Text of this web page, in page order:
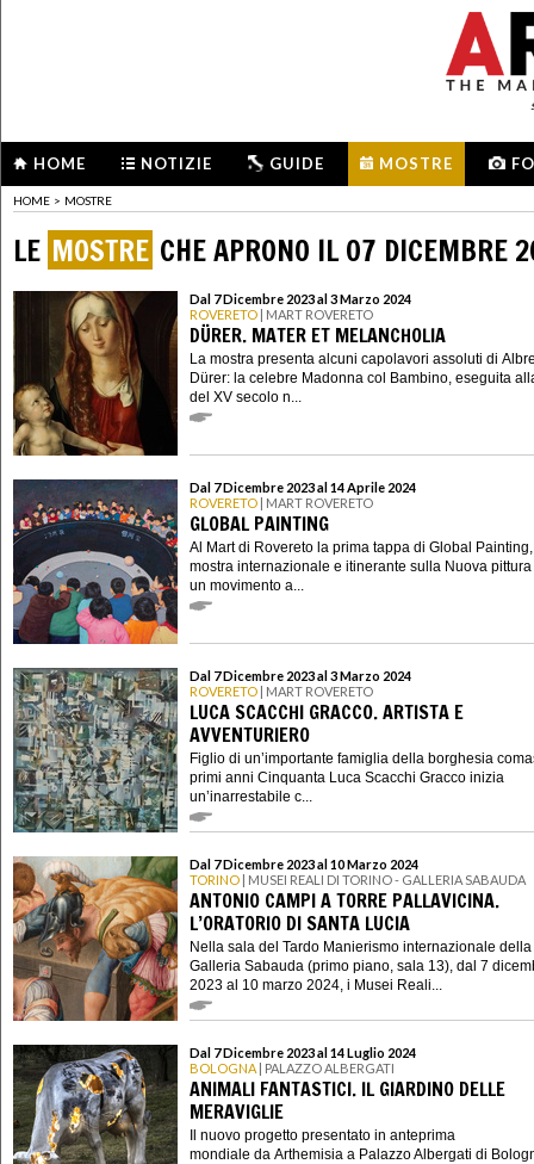
HOME NOTIZIE GUIDE MOSTRE
HOME > MOSTRE
LE MOSTRE CHE APRONO IL 07 DICEMBRE
Dal 7 Dicembre 2023 al 3 Marzo 2024
ROVERETO | MART ROVERETO
DÜRER. MATER ET MELANCHOLIA
La mostra presenta alcuni capolavori assoluti di
Dürer: la celebre Madonna col Bambino, eseguita
del XV secolo n...
Dal 7 Dicembre 2023 al 14 Aprile 2024
ROVERETO | MART ROVERETO
GLOBAL PAINTING
Al Mart di Rovereto la prima tappa di Global
mostra internazionale e itinerante sulla Nuova
un movimento a...
Dal 7 Dicembre 2023 al 3 Marzo 2024
ROVERETO | MART ROVERETO
LUCA SCACCHI GRACCO. ARTISTA E
AVVENTURIERO
Figlio di un’importante famiglia della borghesia
primi anni Cinquanta Luca Scacchi Gracco inizia
un’inarrestabile c...
Dal 7 Dicembre 2023 al 10 Marzo 2024
TORINO | MUSEI REALI DI TORINO - GALLERIA SABAUDA
ANTONIO CAMPI A TORRE PALLAVICINA.
L’ORATORIO DI SANTA LUCIA
Nella sala del Tardo Manierismo internazionale della
Galleria Sabauda (primo piano, sala 13), dal 7
2023 al 10 marzo 2024, i Musei Reali...
Dal 7 Dicembre 2023 al 14 Luglio 2024
BOLOGNA | PALAZZO ALBERGATI
ANIMALI FANTASTICI. IL GIARDINO DELLE
MERAVIGLIE
Il nuovo progetto presentato in anteprima
mondiale da Arthemisia a Palazzo Albergati di